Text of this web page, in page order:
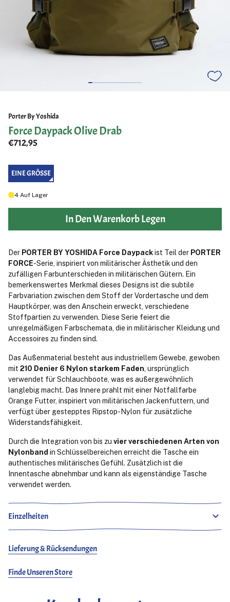
Porter By Yoshida
Force Daypack Olive Drab
€712,95
EINE GRÖSSE
4 Auf Lager
In Den Warenkorb Legen
Der PORTER BY YOSHIDA Force Daypackist Teil der PORTER
FORCE-Serie, inspiriert von militärischer Ästhetik und den
zufälligen Farbunterschieden in militärischen Gütern. Ein
bemerkenswertes Merkmal dieses Designs ist die subtile
Farbvariation zwischen dem Stoff der Vordertasche und dem
Hauptkörper, was den Anschein erweckt, verschiedene
Stoffpartien zu verwenden. Diese Serie feiert die
unregelmäßigen Farbschemata, die in militärischer Kleidung und
Accessoires zu finden sind.
Das Außenmaterial besteht aus industriellem Gewebe, gewoben
mit 210 Denier 6 Nylon starkem Faden , ursprünglich
verwendet für Schlauchboote, was es außergewöhnlich
langlebig macht. Das Innere prahlt mit einer Notfallfarbe
Orange Futter, inspiriert von militärischen Jackenfuttern, und
verfügt über gestepptes Ripstop-Nylon für zusätzliche
Widerstandsfähigkeit.
Durch die Integration von bis zu vier verschiedenen Arten von
Nylonband in Schlüsselbereichen erreicht die Tasche ein
authentisches militärisches Gefühl. Zusätzlich ist die
Innentasche abnehmbar und kann als eigenständige Tasche
verwendet werden.
Einzelheiten
Lieferung & Rücksendungen
Finde Unseren Store